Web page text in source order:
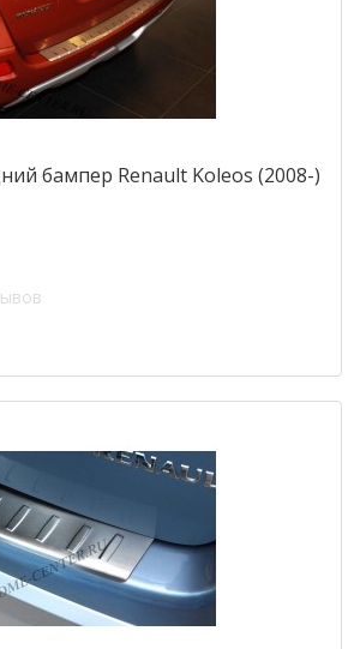
бампер Renault Koleos (2008-)